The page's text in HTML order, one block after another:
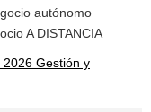
autónomo
A DISTANCIA
Gestión y